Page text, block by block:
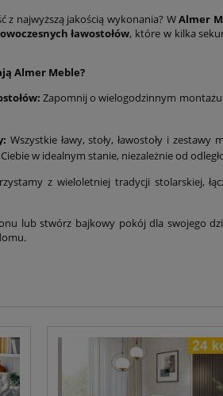
z najwyższą jakością wykonania? WAlmer
ławostołów, które w kilka
Almer Meble?
Zapomnij o wielogodzinnym
Wszystkie ławy, stoły, ławostoły i
w idealnym stanie, niezależnie od
z wieloletniej tradycji stolarskiej,
lub stwórz bajkowy pokój dla swojego